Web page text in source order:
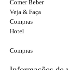
Comer Beber
Veja & Faça
Compras
Hotel
Compras